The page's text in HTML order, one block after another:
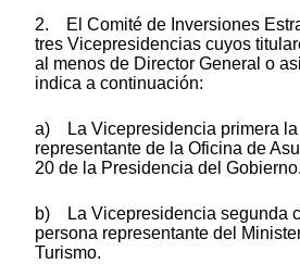
2. El Comité de Inversiones
tres Vicepresidencias cuyos
al menos de Director General o
indica a continuación:
a) La Vicepresidencia primera la
representante de la Oficina de
20 de la Presidencia del Gobierno.
b) La Vicepresidencia segunda
persona representante del
Turismo.